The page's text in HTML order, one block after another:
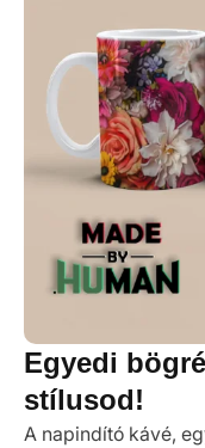
Egyedi
stílusod!
A napindító kávé,